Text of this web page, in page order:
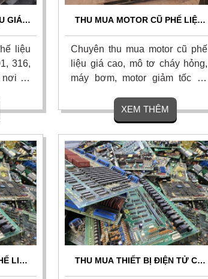
GIÁ
liệu
316,
nơi tại
toán
hoa
thiệu.
THU MUA MOTOR CŨ PHẾ LIỆU
TOÀN QUỐC
Chuyên thu mua motor cũ phế
liệu giá cao, mô tơ cháy hỏng,
máy bơm, motor giảm tốc và
mua tận nơi. Thanh toán tiền
mặt nhanh gọn, bốc xếp trong
ngày, có hoa hồng cao. Liên hệ
ngay.
XEM THÊM
LIỆU
THU MUA THIẾT BỊ ĐIỆN TỬ CŨ